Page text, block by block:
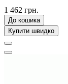
1 462 грн.
До кошика
Купити швидко